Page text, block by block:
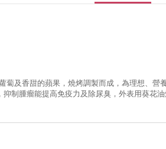
蔔及香甜的蘋果，燒烤調製而成，為理想、
制腫瘤能提高免疫力及除尿臭，外表用葵花